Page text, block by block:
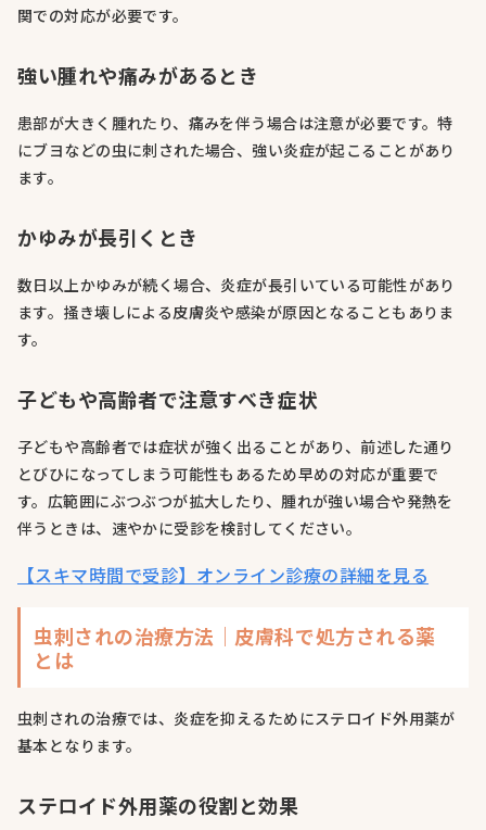
関での対応が必要です。
強い腫れや痛みがあるとき
患部が大きく腫れたり、痛みを伴う場合は注意が必要です。特
にブヨなどの虫に刺された場合、強い炎症が起こることがあり
ます。
かゆみが長引くとき
数日以上かゆみが続く場合、炎症が長引いている可能性があり
ます。掻き壊しによる皮膚炎や感染が原因となることもありま
す。
子どもや高齢者で注意すべき症状
子どもや高齢者では症状が強く出ることがあり、前述した通り
とびひになってしまう可能性もあるため早めの対応が重要で
す。広範囲にぶつぶつが拡大したり、腫れが強い場合や発熱を
伴うときは、速やかに受診を検討してください。
【スキマ時間で受診】オンライン診療の詳細を見る
虫刺されの治療方法｜皮膚科で処方される薬
とは
虫刺されの治療では、炎症を抑えるためにステロイド外用薬が
基本となります。
ステロイド外用薬の役割と効果